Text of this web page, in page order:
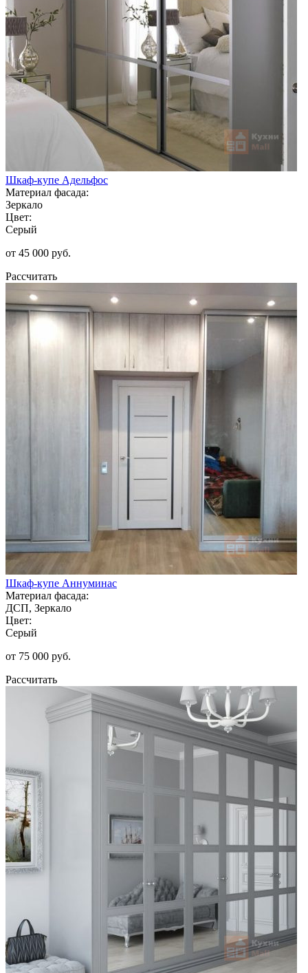
Шкаф-купе Адельфос
Материал фасада:
Зеркало
Цвет:
Серый
от 45 000 руб.
Рассчитать
Шкаф-купе Аннуминас
Материал фасада:
ДСП, Зеркало
Цвет:
Серый
от 75 000 руб.
Рассчитать